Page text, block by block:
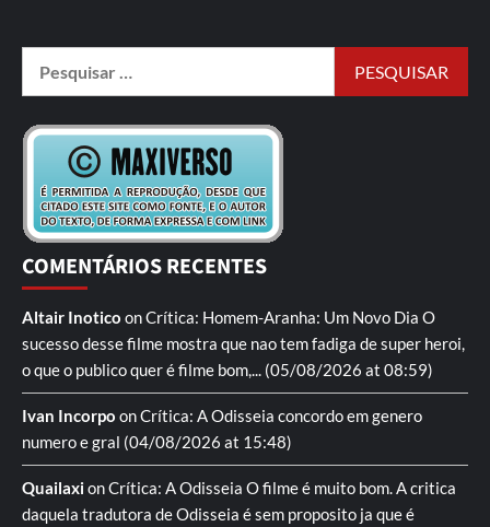
COMENTÁRIOS RECENTES
Altair Inotico onCrítica: Homem-Aranha: Um Novo Dia O
sucesso desse filme mostra que nao tem fadiga de super heroi,
o que o publico quer é filme bom,... (05/08/2026 at 08:59)
Ivan Incorpo onCrítica: A Odisseia concordo em genero
numero e gral (04/08/2026 at 15:48)
QuailaxionCrítica: A Odisseia O filme é muito bom. A critica
daquela tradutora de Odisseia é sem proposito ja que é